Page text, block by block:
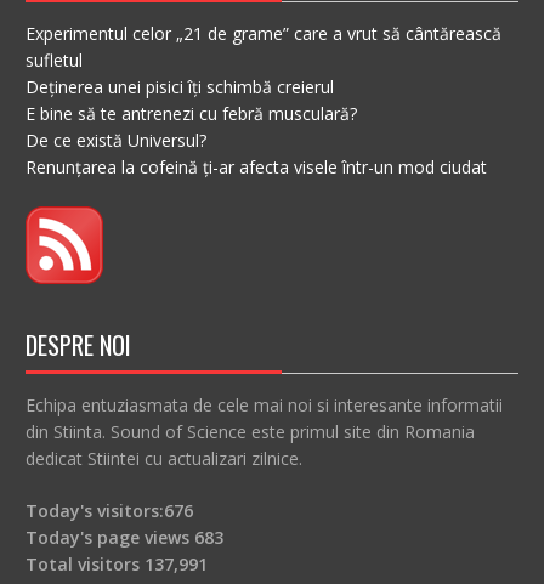
Experimentul celor „21 de grame” care a vrut să cântărească
sufletul
Deținerea unei pisici îți schimbă creierul
E bine să te antrenezi cu febră musculară?
De ce există Universul?
Renunțarea la cofeină ți-ar afecta visele într-un mod ciudat
DESPRE NOI
Echipa entuziasmata de cele mai noi si interesante informatii
din Stiinta. Sound of Science este primul site din Romania
dedicat Stiintei cu actualizari zilnice.
Today's visitors:676
Today's page views 683
Total visitors 137,991